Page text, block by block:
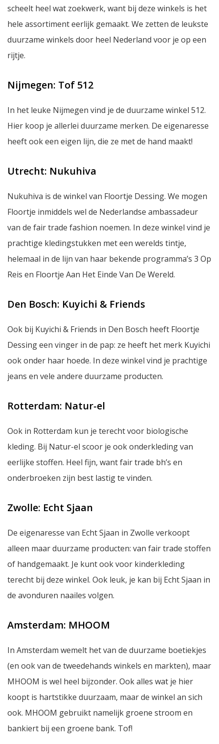
scheelt heel wat zoekwerk, want bij deze winkels is het
hele assortiment eerlijk gemaakt. We zetten de leukste
duurzame winkels door heel Nederland voor je op een
rijtje.
Nijmegen: Tof 512
In het leuke Nijmegen vind je de duurzame winkel 512.
Hier koop je allerlei duurzame merken. De eigenaresse
heeft ook een eigen lijn, die ze met de hand maakt!
Utrecht: Nukuhiva
Nukuhiva is de winkel van Floortje Dessing. We mogen
Floortje inmiddels wel de Nederlandse ambassadeur
van de fair trade fashion noemen. In deze winkel vind je
prachtige kledingstukken met een werelds tintje,
helemaal in de lijn van haar bekende programma’s 3 Op
Reis en Floortje Aan Het Einde Van De Wereld.
Den Bosch: Kuyichi & Friends
Ook bij Kuyichi & Friends in Den Bosch heeft Floortje
Dessing een vinger in de pap: ze heeft het merk Kuyichi
ook onder haar hoede. In deze winkel vind je prachtige
jeans en vele andere duurzame producten.
Rotterdam: Natur-el
Ook in Rotterdam kun je terecht voor biologische
kleding. Bij Natur-el scoor je ook onderkleding van
eerlijke stoffen. Heel fijn, wantfair trade bh’s en
onderbroeken zijn best lastig te vinden.
Zwolle: Echt Sjaan
De eigenaresse van Echt Sjaan in Zwolle verkoopt
alleen maar duurzame producten: van fair trade stoffen
of handgemaakt. Je kunt ook voor kinderkleding
terecht bij deze winkel. Ook leuk, je kan bij Echt Sjaan in
de avonduren naailes volgen.
Amsterdam: MHOOM
In Amsterdam wemelt het van de duurzame boetiekjes
(en ook van de tweedehands winkels en markten), maar
MHOOM is wel heel bijzonder. Ook alles wat je hier
koopt is hartstikke duurzaam, maar de winkel an sich
ook. MHOOM gebruikt namelijk groene stroom en
bankiert bij een groene bank. Tof!